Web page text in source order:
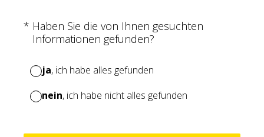
* Haben Sie die von Ihnen gesuchten
Informationen gefunden?
(Erforderlich.)
ja, ich habe alles gefunden
nein, ich habe nicht alles gefunden